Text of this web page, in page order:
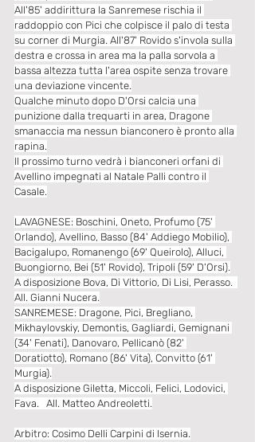
All'85' addirittura la Sanremese rischia il
raddoppio con Pici che colpisce il palo di testa
su corner di Murgia. All'87' Rovido s'invola sulla
destra e crossa in area ma la palla sorvola a
bassa altezza tutta l'area ospite senza trovare
una deviazione vincente.
Qualche minuto dopo D'Orsi calcia una
punizione dalla trequarti in area, Dragone
smanaccia ma nessun bianconero è pronto alla
rapina.
Il prossimo turno vedrà i bianconeri orfani di
Avellino impegnati al Natale Palli contro il
Casale.
LAVAGNESE: Boschini, Oneto, Profumo (75'
Orlando), Avellino, Basso (84' Addiego Mobilio),
Bacigalupo, Romanengo (69' Queirolo), Alluci,
Buongiorno, Bei (51' Rovido), Tripoli (59' D'Orsi).
A disposizione Bova, Di Vittorio, Di Lisi, Perasso.
All. Gianni Nucera.
SANREMESE: Dragone, Pici, Bregliano,
Mikhaylovskiy, Demontis, Gagliardi, Gemignani
(34' Fenati), Danovaro, Pellicanò (82'
Doratiotto), Romano (86' Vita), Convitto (61'
Murgia).
A disposizione Giletta, Miccoli, Felici, Lodovici,
Fava.   All. Matteo Andreoletti.
Arbitro: Cosimo Delli Carpini di Isernia.